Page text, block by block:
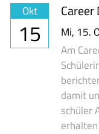
Okt
15
Career
Mi, 15.
Am
damit
schüler